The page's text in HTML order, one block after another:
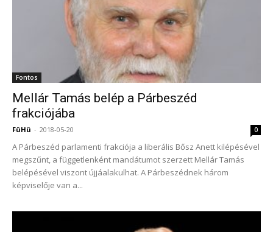
Fontos
Mellár Tamás belép a Párbeszéd
frakciójába
FüHü - 2018-05-20 0
A Párbeszéd parlamenti frakciója a liberális Bősz Anett kilépésével
megszűnt, a függetlenként mandátumot szerzett Mellár Tamás
belépésével viszont újjáalakulhat. A Párbeszédnek három
képviselője van a...